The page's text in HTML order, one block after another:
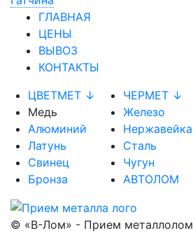
ГЛАВНАЯ
ЦЕНЫ
ВЫВОЗ
КОНТАКТЫ
ЦВЕТМЕТ ↓
Медь
Алюминий
Латунь
Свинец
Бронза
ЧЕРМЕТ ↓
Железо
Нержавейка
Сталь
Чугун
АВТОЛОМ
© «В-Лом» - Прием